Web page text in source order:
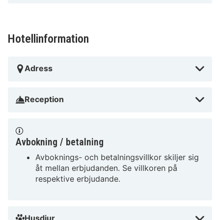
är:Hamburgs flygplats (HAM) - 26,3 km Lübeck (LBC)
från både Schloss Reinbek och Horner Rennbahn. Detta
I Glinde
Hotellinformation
Adress
Reception
Avbokning / betalning
Avboknings- och betalningsvillkor skiljer sig
åt mellan erbjudanden. Se villkoren på
respektive erbjudande.
Husdjur